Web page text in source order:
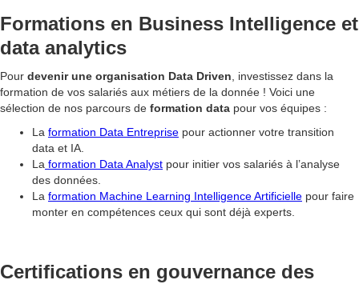
Formations en Business Intelligence et
data analytics
Pour devenir une organisation Data Driven , investissez dans la
formation de vos salariés aux métiers de la donnée ! Voici une
sélection de nos parcours de formation data pour vos équipes :
La formation Data Entreprise pour actionner votre transition
data et IA.
La formation Data Analyst pour initier vos salariés à l’analyse
des données.
La formation Machine Learning Intelligence Artificielle pour faire
monter en compétences ceux qui sont déjà experts.
Certifications en gouvernance des